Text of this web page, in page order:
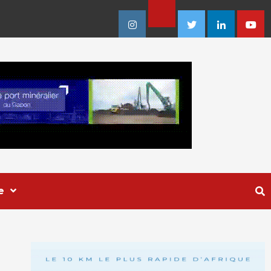
Instagram
Facebook
TwitterLinkedin